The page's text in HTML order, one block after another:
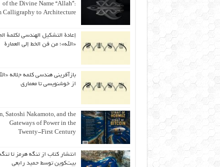
of the Divine Name “Allah”:
Calligraphy to Architecture
إعادة التشكيل الهندسي لكلمة
«الله»؛ من فن الخط إلى العمارة
بازآفرینی هندسی کلمه جلاله
از خوشنویسی تا معماری
Satoshi Nakamoto, and the
Gateways of Power in the
Twenty-First Century
انتشار کتاب از تنگه هرمز تا
بیت‌کوین توسط حمید رابعی